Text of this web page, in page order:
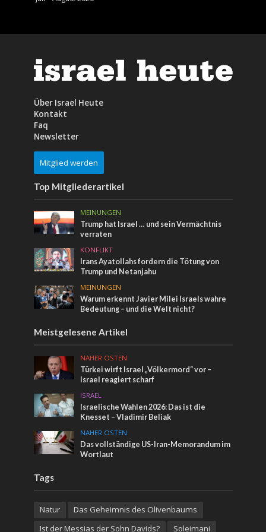
Über Israel Heute
Kontakt
Faq
Newsletter
Mitglied werden
Top Mitgliederartikel
MEINUNGEN
Trump hat Israel … und sein Vermächtnis
verraten
KONFLIKT
Irans Ayatollahs fordern die Tötung von
Trump und Netanjahu
MEINUNGEN
Warum erkennt Javier Milei Israels wahre
Bedeutung – und die Welt nicht?
Meistgelesene Artikel
NAHER OSTEN
Türkei wirft Israel „Völkermord“ vor –
Israel reagiert scharf
ISRAEL
Israelische Wahlen 2026: Das ist die
Knesset – Vladimir Beliak
NAHER OSTEN
Das vollständige US-Iran-Memorandum im
Wortlaut
Tags
Natur
Das Geheimnis des Olivenbaums
Ist der Messias der Sohn Davids?
Soleimani